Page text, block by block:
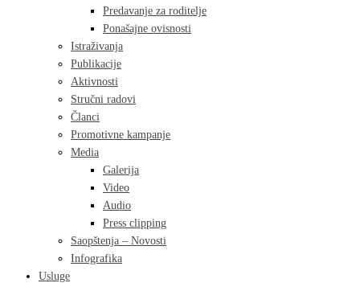
Predavanje za roditelje
Ponašajne ovisnosti
Istraživanja
Publikacije
Aktivnosti
Stručni radovi
Članci
Promotivne kampanje
Media
Galerija
Video
Audio
Press clipping
Saopštenja – Novosti
Infografika
Usluge